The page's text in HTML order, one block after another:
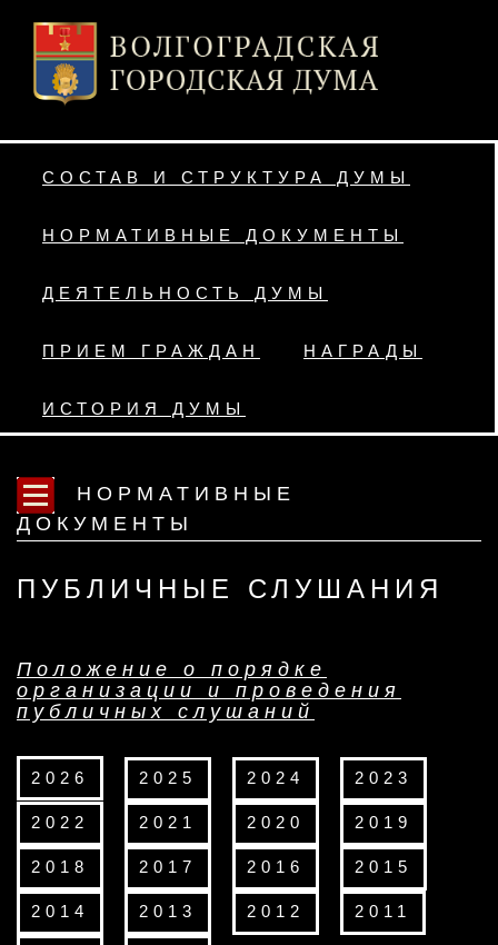
СОСТАВ И СТРУКТУРА ДУМЫ
НОРМАТИВНЫЕ ДОКУМЕНТЫ
ДЕЯТЕЛЬНОСТЬ ДУМЫ
ПРИЕМ ГРАЖДАН НАГРАДЫ
ИСТОРИЯ ДУМЫ
НОРМАТИВНЫЕ
ДОКУМЕНТЫ
ПУБЛИЧНЫЕ СЛУШАНИЯ
Положение о порядке
организации и проведения
публичных слушаний
2026 2025 2024 2023
2022 2021 2020 2019
2018 2017 2016 2015
2014 2013 2012 2011